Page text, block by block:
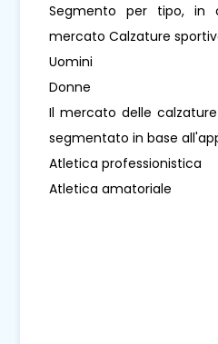
Segmento per tipo, in
mercato Calzature
Uomini
Donne
Il mercato delle
segmentato in base
Atletica professionistica
Atletica amatoriale